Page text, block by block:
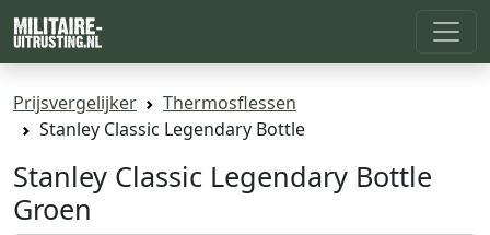
Prijsvergelijker
Thermosflessen
Stanley Classic Legendary Bottle
Stanley Classic Legendary Bottle
Groen